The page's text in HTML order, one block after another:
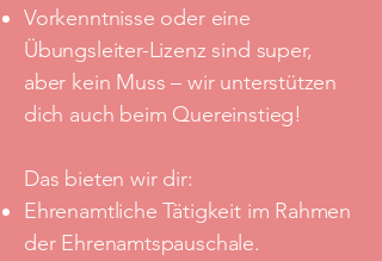
Vorkenntnisse oder eine
Übungsleiter-Lizenz sind super,
aber kein Muss – wir unterstützen
dich auch beim Quereinstieg!
Das bieten wir dir:
Ehrenamtliche Tätigkeit im Rahmen
der Ehrenamtspauschale.